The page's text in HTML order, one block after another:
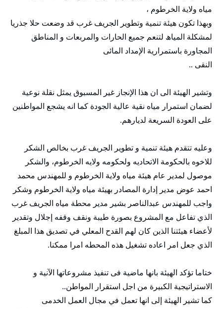
مياه ولاية الخرطوم ،
وبھذا تكون ھيئة تنمية وتطوير الجريف غرب قد وضعت حلا جذريا
لمشكلة المياھ لتنعم جميع الحارات والمربعات و المناطق
المجاورة باستمرارية الإمداد المائى
النقى ..
وتشير الهيئة الى ان هذا الإنجاز غير المسبوق يمثل نقلة نوعية
لضمان استمرار مياه نقية عالية الجودة كما انه يشجع المواطنين
على العودة السريعة لديارهم.
وعليه تتقدم هيئة تنمية و تطوير الجريف غرب بخالص الشكر
للاخوه بالحكومة الاتحاديه ولحكومه ولايه الخرطوم، والشكر
موصول لمدير عام هيئة مياه ولاية الخرطوم و للمهندس محمد
احمد عوض مدير إدارة المصادر بهيئة مياه ولاية الخرطوم وشكر
واجب للمهندس عبدالناصر بشير مدير محطة مياه الجريف غرب
الذي تفاعل مع المشروع بصورة طيبة ونقف وقفه إجلال وتقدير
لأعضاء هيئتنا الذين كان لهم القدح المعلي في تصديق هذا المبلغ
الذي جعل امر اعاده تشغيل هذه المحطه امرا ممكنا.
ختاما تؤكد الهيئة بانها ماضية فى تنفيذ مشروعاتها الآنية و
الاستراتيجية الكبيرة من اجل استقرار المواطن..
كما تشير الهيئة إلى انها تعمل في مجال العمل الخدمى